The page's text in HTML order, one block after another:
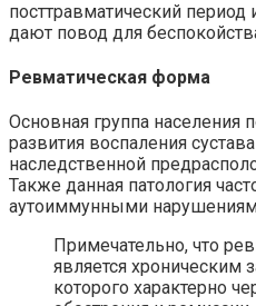
посттравматический
дают повод для
Ревматическая форма
Основная группа населения
развития воспаления
наследственной
Также данная патология
аутоиммунными
Примечательно, что
является хроническим
которого характерно